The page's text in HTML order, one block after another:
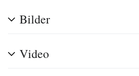
Bilder
Video